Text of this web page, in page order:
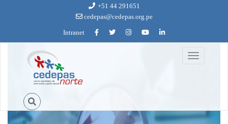
+51 44 291651
cedepas@cedepas.org.pe
Intranet
Toggle